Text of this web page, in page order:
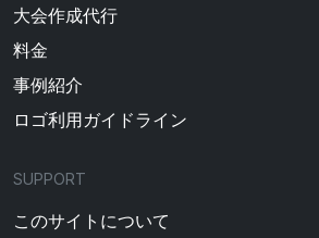
大会作成代行
料金
事例紹介
ロゴ利用ガイドライン
SUPPORT
このサイトについて